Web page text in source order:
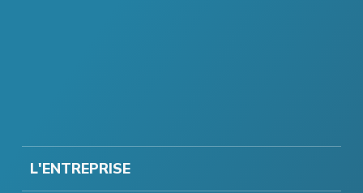
L'ENTREPRISE